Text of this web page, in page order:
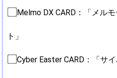
Melmo DX CARD：「メル
ト」
Cyber Easter CARD：「サ